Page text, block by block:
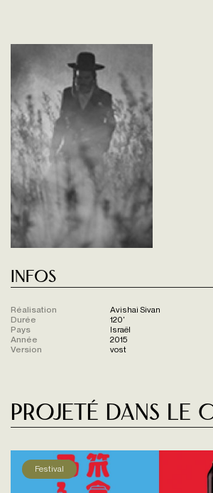
Infos
Réalisation
Avishai Sivan
Durée
120'
Pays
Israël
Année
2015
Version
vost
Projeté dans le
Festival